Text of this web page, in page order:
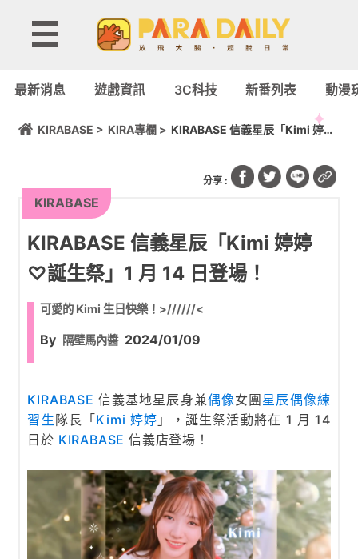
最新消息 遊戲資訊 3C科技 新番列表 動漫
KIRABASE > KIRA專欄 > KIRABASE 信義星辰「Kimi 婷婷
分享 :
KIRABASE
KIRABASE 信義星辰「Kimi 婷婷
♡誕生祭」1 月 14 日登場！
可愛的 Kimi 生日快樂！>//////<
By 隔壁馬內醬 2024/01/09
KIRABASE 信義基地星辰身兼偶像女團星辰偶像練
習生隊長「Kimi 婷婷 」，誕生祭活動將在 1 月 14
日於 KIRABASE 信義店登場！